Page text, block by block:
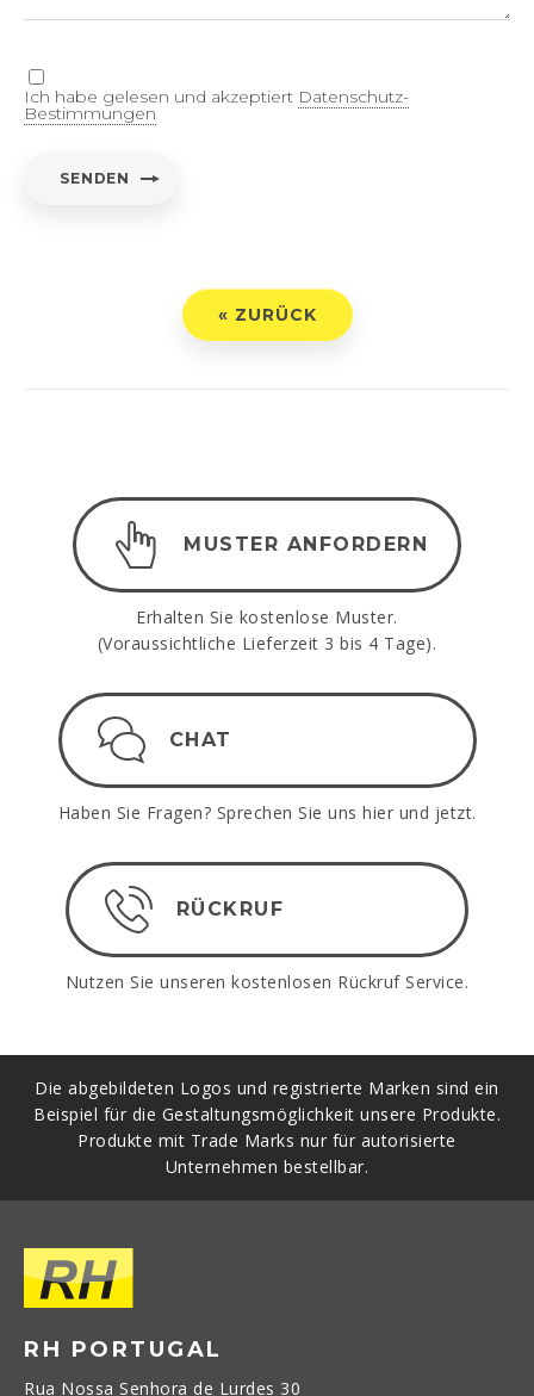
Ich habe gelesen und akzeptiert Datenschutz-
Bestimmungen
SENDEN
« ZURÜCK
MUSTER ANFORDERN
Erhalten Sie kostenlose Muster.
(Voraussichtliche Lieferzeit 3 bis 4 Tage).
CHAT
Haben Sie Fragen? Sprechen Sie uns hier und jetzt.
RÜCKRUF
Nutzen Sie unseren kostenlosen Rückruf Service.
Die abgebildeten Logos und registrierte Marken sind ein
Beispiel für die Gestaltungsmöglichkeit unsere Produkte.
Produkte mit Trade Marks nur für autorisierte
Unternehmen bestellbar.
RH PORTUGAL
Rua Nossa Senhora de Lurdes 30